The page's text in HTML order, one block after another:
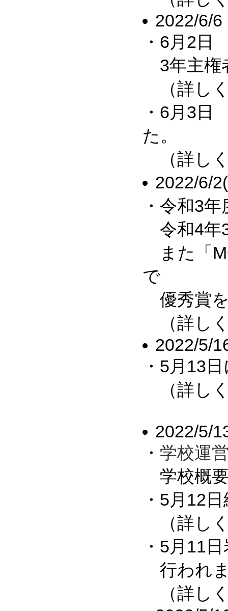
2022/6/6
・6月2日
3年主権
（詳し
・6月3日
た。
（詳し
2022/6/
・令和3
令和4年
また「
で
優秀賞
（詳し
2022/5/
・5月13
（詳し
2022/5/
・ 学校運
学校概
・5月12
（詳し
・5月11
行われ
（詳し